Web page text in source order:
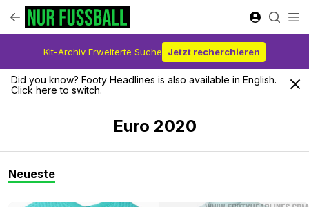
Kit-Archiv Erweiterte Suche Jetzt recherchieren
Did you know? Footy Headlines is also available in English.
Click here to switch.
Euro 2020
Neueste